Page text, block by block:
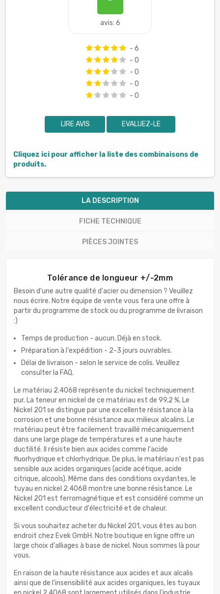
avis: 6
- 6
- 0
- 0
- 0
- 0
LIRE AVIS EVALUEZ-LE
Cliquez ici pour afficher la liste des combinaisons de
produits.
LA DESCRIPTION
FICHE TECHNIQUE
PIÈCES JOINTES
Tolérance de longueur +/-2mm
Besoin d'une autre qualité d'acier ou dimension ? Veuillez
nous écrire. Notre équipe de vente vous fera une offre à
partir du programme de stock ou du programme de livraison
:)
Temps de production - aucun. Déjà en stock.
Préparation à l'expédition - 2-3 jours ouvrables.
Délai de livraison - selon le service de colis. Veuillez
consulter la FAQ.
Le matériau 2.4068 représente du nickel techniquement
pur. La teneur en nickel de ce matériau est de 99,2 %. Le
Nickel 201 se distingue par une excellente résistance à la
corrosion et une bonne résistance aux milieux alcalins. Le
matériau peut être facilement travaillé mécaniquement
dans une large plage de températures et a une haute
ductilité. Il résiste bien aux acides comme l'acide
fluorhydrique et chlorhydrique. De plus, le matériau n'est pas
sensible aux acides organiques (acide acétique, acide
citrique, alcools). Même dans des conditions oxydantes, le
tuyau en nickel 2.4068 montre une bonne résistance. Le
Nickel 201 est ferromagnétique et est considéré comme un
excellent conducteur d'électricité et de chaleur.
Si vous souhaitez acheter du Nickel 201, vous êtes au bon
endroit chez Evek GmbH. Notre boutique en ligne offre un
large choix d'alliages à base de nickel. Nous sommes là pour
vous.
En raison de la haute résistance aux acides et aux alcalis
ainsi que de l'insensibilité aux acides organiques, les tuyaux